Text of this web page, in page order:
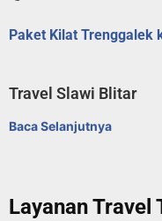
Paket Kilat Trenggalek
Travel Slawi Blitar
Baca Selanjutnya
Layanan Travel